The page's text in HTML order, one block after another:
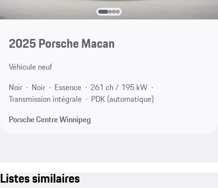
2025 Porsche Macan
Véhicule neuf
Noir
Noir Essence
261 ch / 195 kW
Transmission intégrale
PDK (automatique)
Porsche Centre Winnipeg
Listes similaires